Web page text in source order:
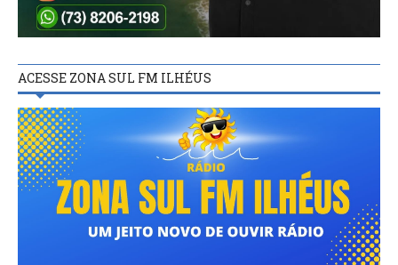
ACESSE ZONA SUL FM ILHÉUS